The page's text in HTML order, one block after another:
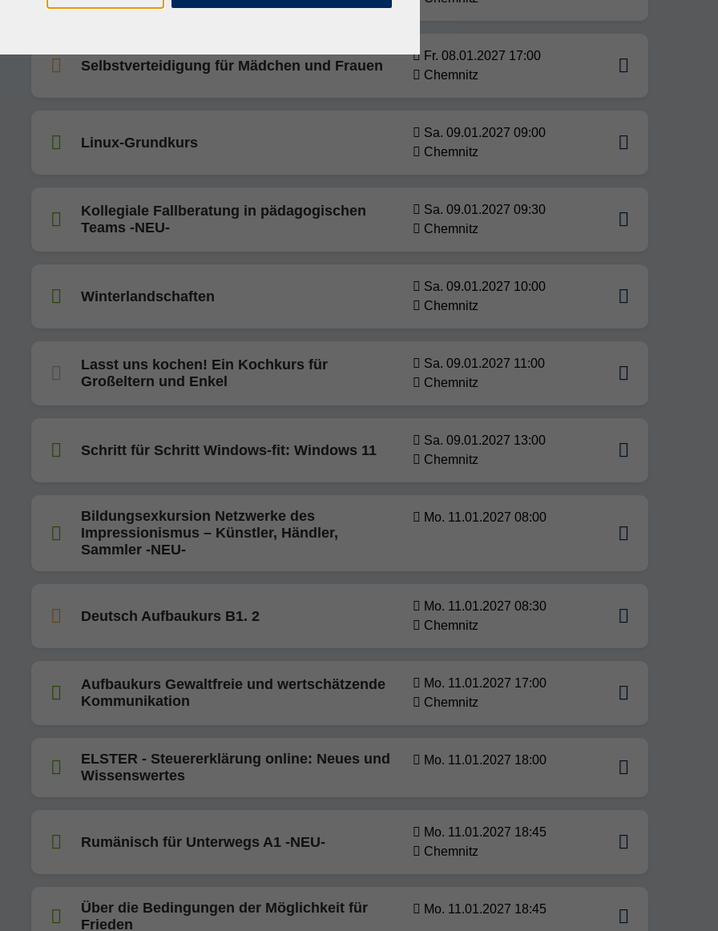
Selbstverteidigung für Mädchen und Frauen
Fr. 08.01.2027 17:00
Chemnitz
Linux-Grundkurs
Sa. 09.01.2027 09:00
Chemnitz
Kollegiale Fallberatung in pädagogischen
Teams -NEU-
Sa. 09.01.2027 09:30
Chemnitz
Winterlandschaften
Sa. 09.01.2027 10:00
Chemnitz
Lasst uns kochen! Ein Kochkurs für
Großeltern und Enkel
Sa. 09.01.2027 11:00
Chemnitz
Schritt für Schritt Windows-fit: Windows 11
Sa. 09.01.2027 13:00
Chemnitz
Bildungsexkursion Netzwerke des
Impressionismus – Künstler, Händler,
Sammler -NEU-
Mo. 11.01.2027 08:00
Deutsch Aufbaukurs B1. 2
Mo. 11.01.2027 08:30
Chemnitz
Aufbaukurs Gewaltfreie und wertschätzende
Kommunikation
Mo. 11.01.2027 17:00
Chemnitz
ELSTER - Steuererklärung online: Neues und
Wissenswertes
Mo. 11.01.2027 18:00
Rumänisch für Unterwegs A1 -NEU-
Mo. 11.01.2027 18:45
Chemnitz
Über die Bedingungen der Möglichkeit für
Frieden
Mo. 11.01.2027 18:45